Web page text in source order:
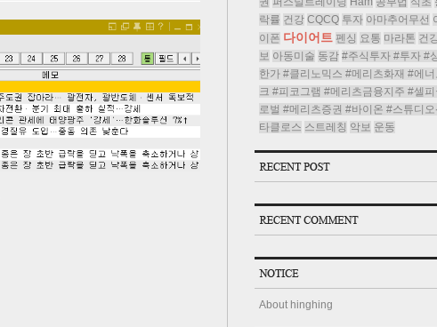
락률 건강 CQCQ 투자 아마추어무선
이폰 다이어트 펜싱 요통 마라톤 건
보 아동미술 동감 #주식투자 #투자 #
한가 #클리노믹스 #메리츠화재 #에
크 #피코그램 #메리츠금융지주 #셀
로벌 #메리츠증권 #바이온 #스튜디
타클로스 스트레칭 악보 운동
About hinghing